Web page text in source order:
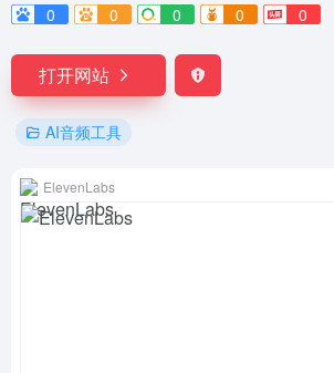
0
0 0 0 0
打开网站
AI音频工具
ElevenLabs